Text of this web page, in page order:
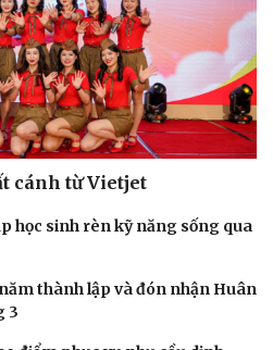
cánh từ Vietjet
học sinh rèn kỹ năng sống qua
thành lập và đón nhận Huân
3